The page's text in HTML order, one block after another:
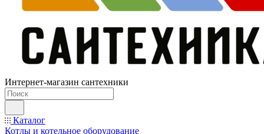
Интернет-магазин сантехники
Каталог
Котлы и котельное оборудование